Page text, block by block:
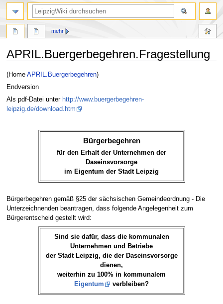
APRIL.Buergerbegehren.Fragestellung
Zur
Navigation
Zur
Suche
(Home APRIL.Buergerbegehren)
Endversion
Als pdf-Datei unter http://www.buergerbegehren-
leipzig.de/download.htm
Bürgerbegehren
für den Erhalt der Unternehmen der
Daseinsvorsorge
im Eigentum der Stadt Leipzig
Bürgerbegehren gemäß §25 der sächsischen Gemeindeordnung - Die
Unterzeichnenden beantragen, dass folgende Angelegenheit zum
Bürgerentscheid gestellt wird:
Sind sie dafür, dass die kommunalen
Unternehmen und Betriebe
der Stadt Leipzig, die der Daseinsvorsorge
dienen,
weiterhin zu 100% in kommunalem
Eigentum
verbleiben?
mehr